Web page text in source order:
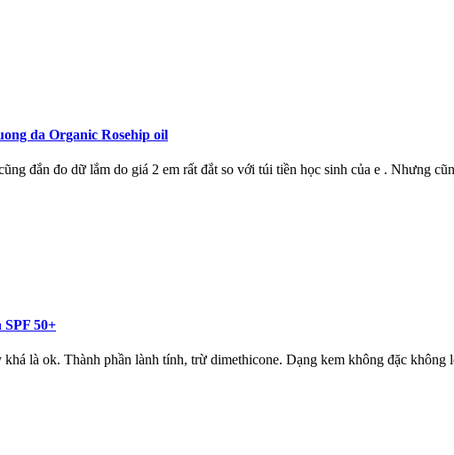
da Organic Rosehip oil
đắn đo dữ lắm do giá 2 em rất đắt so với túi tiền học sinh của e . Nhưng
50+
là ok. Thành phần lành tính, trừ dimethicone. Dạng kem không đặc